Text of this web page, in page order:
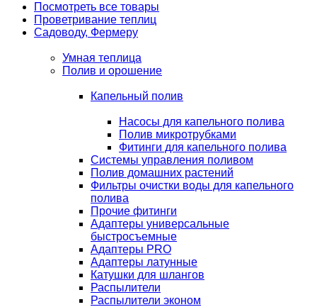
Посмотреть все товары
Проветривание теплиц
Садоводу, Фермеру
Умная теплица
Полив и орошение
Капельный полив
Насосы для капельного полива
Полив микротрубками
Фитинги для капельного полива
Системы управления поливом
Полив домашних растений
Фильтры очистки воды для капельного
полива
Прочие фитинги
Адаптеры универсальные
быстросъемные
Адаптеры PRO
Адаптеры латунные
Катушки для шлангов
Распылители
Распылители эконом